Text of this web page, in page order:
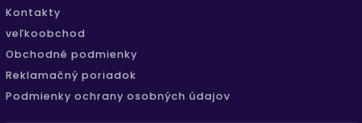
Kontakty
veľkoobchod
Obchodné podmienky
Reklamačný poriadok
Podmienky ochrany osobných údajov